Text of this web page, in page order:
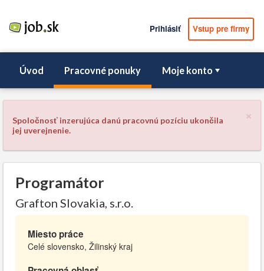
Prihlásiť Vstup pre firmy
Úvod Pracovné ponuky Moje konto
×
Spoločnosť inzerujúca danú pracovnú pozíciu ukončila
jej uverejnenie.
Programátor
Grafton Slovakia, s.r.o.
Miesto práce
Celé slovensko, Žilinský kraj